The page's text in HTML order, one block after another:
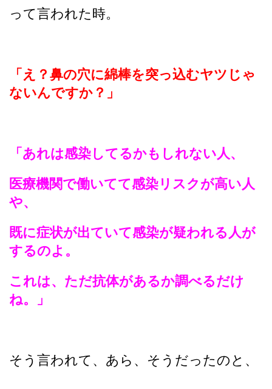
って言われた時。
「え？鼻の穴に綿棒を突っ込むヤツじゃ
ないんですか？」
「あれは感染してるかもしれない人、
医療機関で働いてて感染リスクが高い人
や、
既に症状が出ていて感染が疑われる人が
するのよ。
これは、ただ抗体があるか調べるだけ
ね。」
そう言われて、あら、そうだったのと、